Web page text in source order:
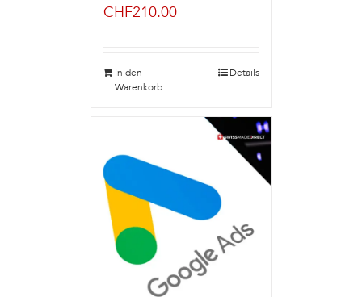
CHF210.00
In den
Warenkorb
Details